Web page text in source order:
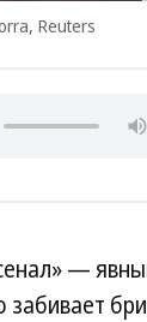
Reuters
—